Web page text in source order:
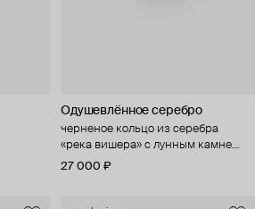
Одушевлённое серебро
черненое кольцо из серебра
«река вишера» с лунным камнем
и культивированным жемчугом
27 000 ₽